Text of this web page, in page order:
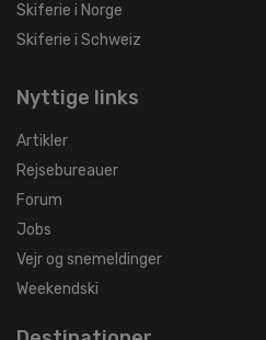
Skiferie i Norge
Skiferie i Schweiz
Nyttige links
Artikler
Rejsebureauer
Forum
Jobs
Vejr og snemeldinger
Weekendski